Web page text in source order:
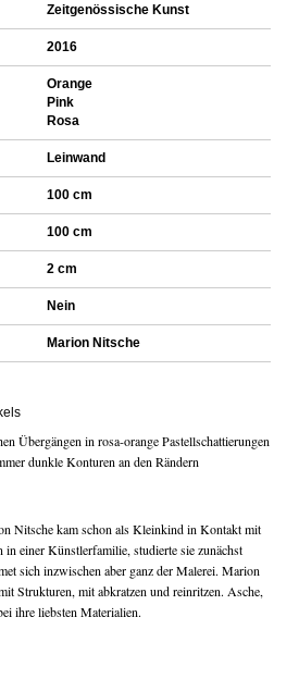
Zeitgenössische Kunst
2016
Orange
Pink
Rosa
Leinwand
100 cm
100 cm
2 cm
Nein
Marion Nitsche
Übergängen in rosa-orange Pastellschattierungen
dunkle Konturen an den Rändern
Nitsche kam schon als Kleinkind in Kontakt mit
einer Künstlerfamilie, studierte sie zunächst
sich inzwischen aber ganz der Malerei. Marion
Strukturen, mit abkratzen und reinritzen. Asche,
ihre liebsten Materialien.